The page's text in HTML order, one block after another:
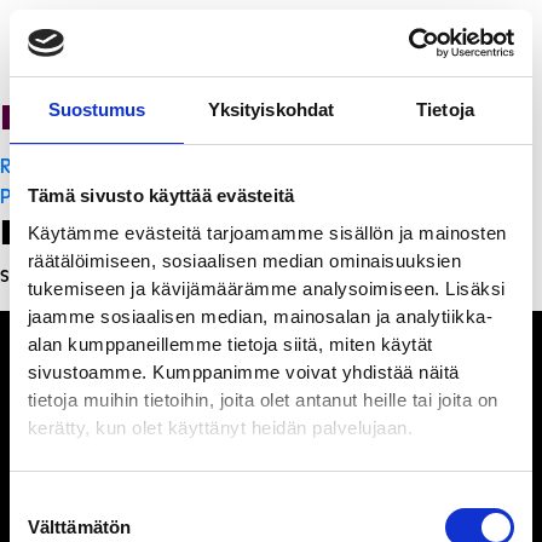
Suostumus Yksityiskohdat Tietoja
Tämä sivusto käyttää evästeitä
Käytämme evästeitä tarjoamamme sisällön ja mainosten
räätälöimiseen, sosiaalisen median ominaisuuksien
tukemiseen ja kävijämäärämme analysoimiseen. Lisäksi
jaamme sosiaalisen median, mainosalan ja analytiikka-
alan kumppaneillemme tietoja siitä, miten käytät
sivustoamme. Kumppanimme voivat yhdistää näitä
tietoja muihin tietoihin, joita olet antanut heille tai joita on
kerätty, kun olet käyttänyt heidän palvelujaan.
valinta
Välttämätön
Ravintola Sofia
Artikkelien
selaus
Ristorante Momento
PanchoVilla
Leave a Reply
Sinun täytyy kirjautua sisään